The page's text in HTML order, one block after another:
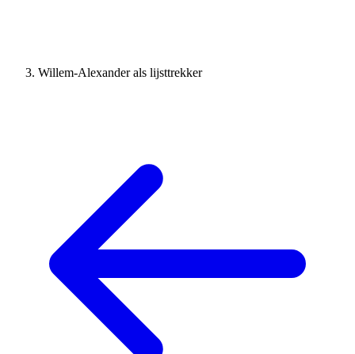
Willem-Alexander als lijsttrekker